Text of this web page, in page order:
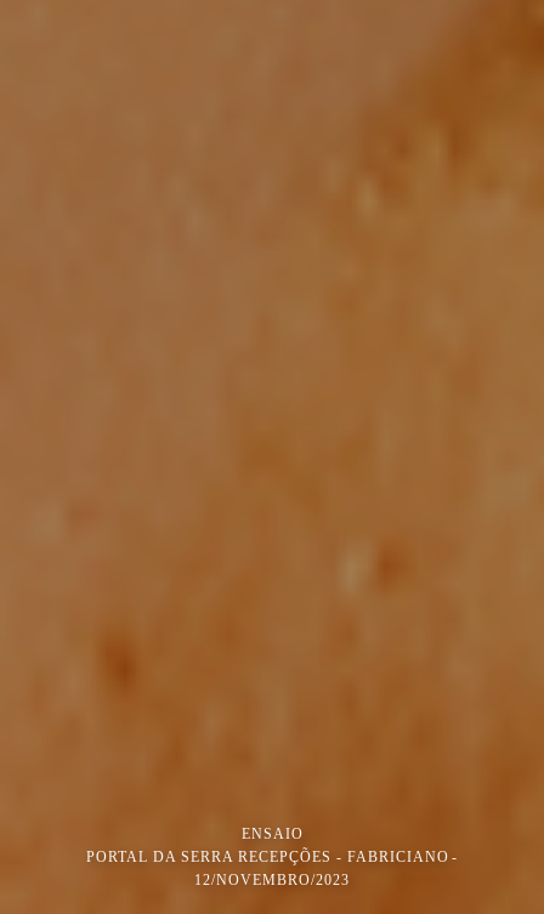
ENSAIO
PORTAL DA SERRA RECEPÇÕES - FABRICIANO
12/NOVEMBRO/2023